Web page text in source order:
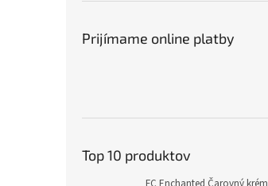
Prijímame online platby
Top 10 produktov